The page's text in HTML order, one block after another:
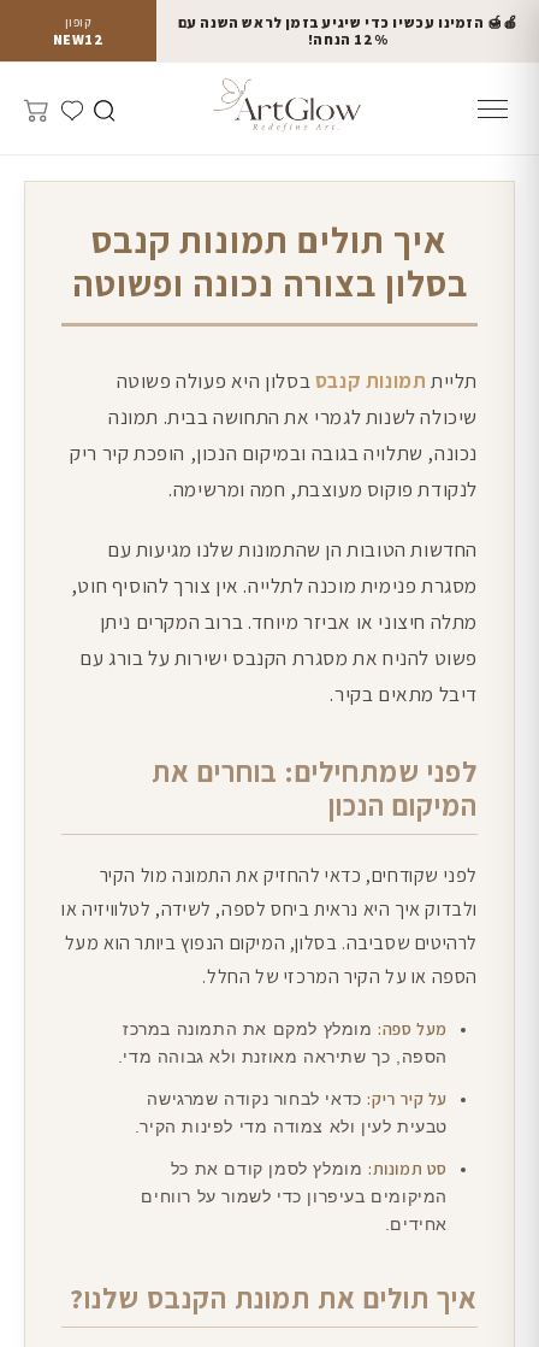
קופון
NEW12
🍎🍯 הזמינו עכשיו כדי שיגיע בזמן לראש השנה עם
12% הנחה!
איך תולים תמונות קנבס
בסלון בצורה נכונה ופשוטה
תליית תמונות קנבסבסלון היא פעולה פשוטה
שיכולה לשנות לגמרי את התחושה בבית. תמונה
נכונה, שתלויה בגובה ובמיקום הנכון, הופכת קיר ריק
לנקודת פוקוס מעוצבת, חמה ומרשימה.
החדשות הטובות הן שהתמונות שלנו מגיעות עם
מסגרת פנימית מוכנה לתלייה. אין צורך להוסיף חוט,
מתלה חיצוני או אביזר מיוחד. ברוב המקרים ניתן
פשוט להניח את מסגרת הקנבס ישירות על בורג עם
דיבל מתאים בקיר.
לפני שמתחילים: בוחרים את
המיקום הנכון
לפני שקודחים, כדאי להחזיק את התמונה מול הקיר
ולבדוק איך היא נראית ביחס לספה, לשידה, לטלוויזיה או
לרהיטים שסביבה. בסלון, המיקום הנפוץ ביותר הוא מעל
הספה או על הקיר המרכזי של החלל.
מעל ספה:מומלץ למקם את התמונה במרכז
הספה, כך שתיראה מאוזנת ולא גבוהה מדי.
על קיר ריק:כדאי לבחור נקודה שמרגישה
טבעית לעין ולא צמודה מדי לפינות הקיר.
סט תמונות: מומלץ לסמן קודם את כל
המיקומים בעיפרון כדי לשמור על רווחים
אחידים.
איך תולים את תמונת הקנבס שלנו?